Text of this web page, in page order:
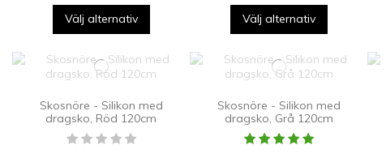
Välj alternativ Välj alternativ
Skosnöre - Silikon med
dragsko, Röd 120cm
Skosnöre - Silikon med
dragsko, Grå 120cm